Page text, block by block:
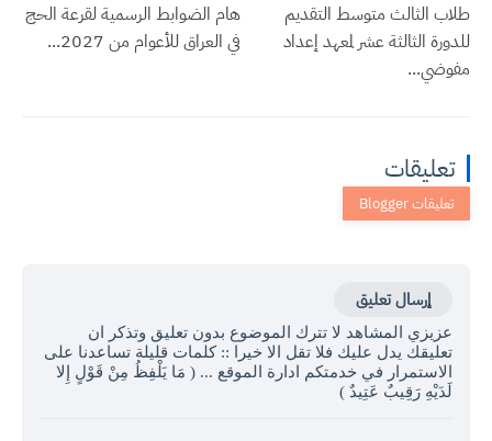
طلاب الثالث متوسط التقديم
للدورة الثالثة عشر لمعهد إعداد
مفوضي...
هام الضوابط الرسمية لقرعة الحج
في العراق للأعوام من 2027...
تعليقات
إرسال تعليق
عزيزي المشاهد لا تترك الموضوع بدون تعليق وتذكر ان
تعليقك يدل عليك فلا تقل الا خيرا :: كلمات قليلة تساعدنا على
الاستمرار في خدمتكم ادارة الموقع ... ( مَا يَلْفِظُ مِنْ قَوْلٍ إِلا
لَدَيْهِ رَقِيبٌ عَتِيدٌ )